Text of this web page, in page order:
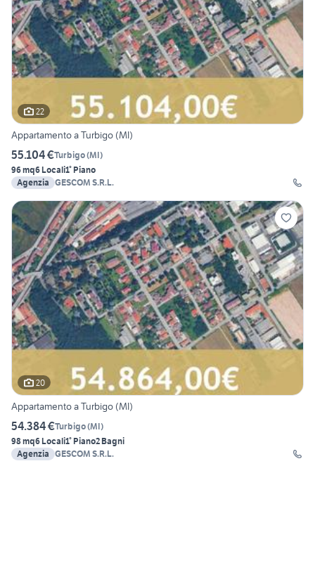
22
Appartamento a Turbigo (MI)
55.104 €Turbigo(MI)
96 mq6 Locali1° Piano
Agenzia GESCOM S.R.L.
20
Appartamento a Turbigo (MI)
54.384 €Turbigo(MI)
98 mq6 Locali1° Piano2 Bagni
Agenzia GESCOM S.R.L.